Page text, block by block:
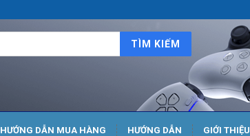
TÌM KIẾM
HƯỚNG DẪN MUA HÀNG HƯỚNG DẪN GIỚI THIỆU